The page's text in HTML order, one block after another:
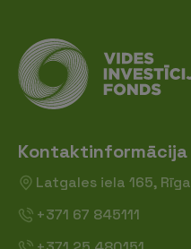
Kontaktinformācija
Latgales iela 165, Rīga
+371 67 845111